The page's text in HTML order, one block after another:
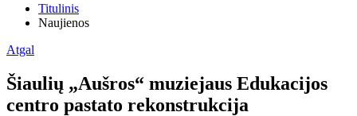
Titulinis
Naujienos
Atgal
Šiaulių „Aušros“ muziejaus Edukacijos
centro pastato rekonstrukcija